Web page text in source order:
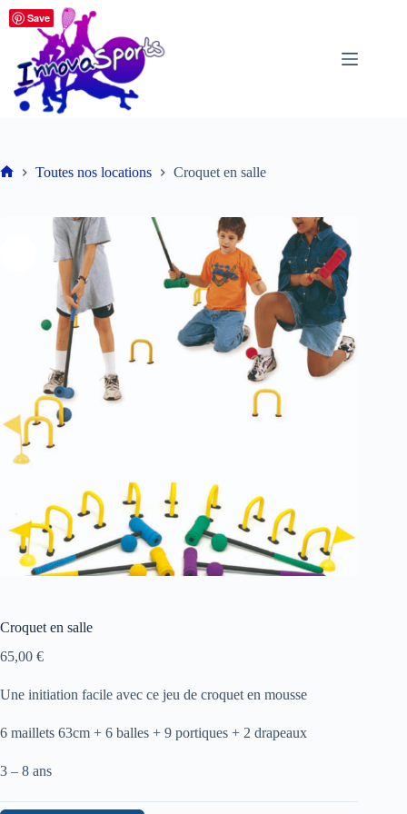
Passer
au
contenu
Toutes nos locations Croquet en salle
Save
Croquet en salle
65,00 €
Une initiation facile avec ce jeu de croquet en mousse
6 maillets 63cm + 6 balles + 9 portiques + 2 drapeaux
3 – 8 ans